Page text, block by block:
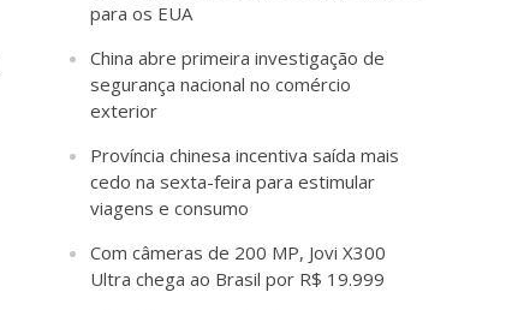
para os EUA
China abre primeira investigação de
segurança nacional no comércio
exterior
Província chinesa incentiva saída mais
cedo na sexta-feira para estimular
viagens e consumo
Com câmeras de 200 MP, Jovi X300
Ultra chega ao Brasil por R$ 19.999